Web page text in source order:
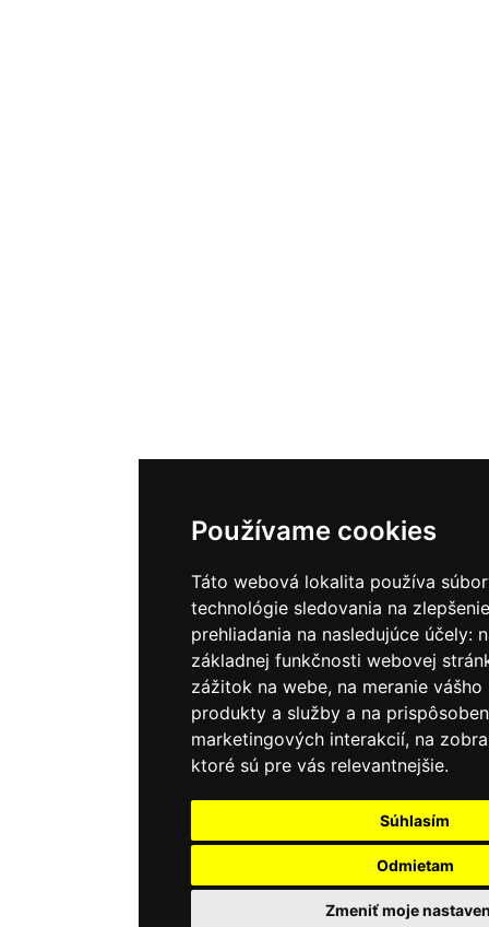
Používame cookies
Táto webová lokalita používa
technológie sledovania na
prehliadania na nasledujúce účely:
základnej funkčnosti webovej
zážitok na webe, na meranie
produkty a služby a na
marketingových interakcií, na
ktoré sú pre vás relevantnejšie.
Súhlasím
Odmietam
Zmeniť moje